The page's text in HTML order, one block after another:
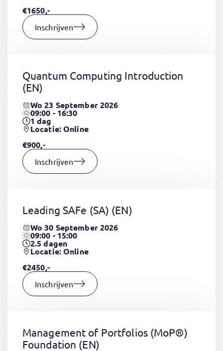
€1650,-
Inschrijven
Quantum Computing Introduction
(EN)
Wo 23 September 2026
09:00 - 16:30
1dag
Locatie: Online
€900,-
Inschrijven
Leading SAFe (SA) (EN)
Wo 30 September 2026
09:00 - 15:00
2.5dagen
Locatie: Online
€2450,-
Inschrijven
Management of Portfolios (MoP®)
Foundation (EN)